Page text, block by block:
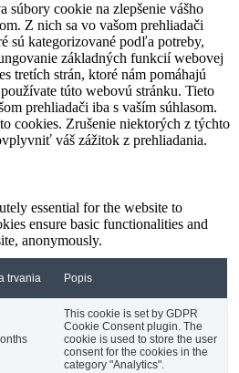
súbory cookie na zlepšenie vášho
Z nich sa vo vašom prehliadači
sú kategorizované podľa potreby,
základných funkcií webovej
tretích strán, ktoré nám pomáhajú
túto webovú stránku. Tieto
prehliadači iba s vaším súhlasom.
cookies. Zrušenie niektorých z týchto
váš zážitok z prehliadania.
essential for the website to
ensure basic functionalities and
anonymously.
trvania Popis
This cookie is set by GDPR
Cookie Consent plugin. The
cookie is used to store the user
consent for the cookies in the
category "Analytics".